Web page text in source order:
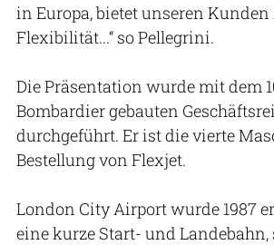
in Europa, bietet unseren
Flexibilität...“ so Pellegrini.
Die Präsentation wurde mit dem
Bombardier gebauten
durchgeführt. Er ist die vierte
Bestellung von Flexjet.
London City Airport wurde 1987
eine kurze Start- und